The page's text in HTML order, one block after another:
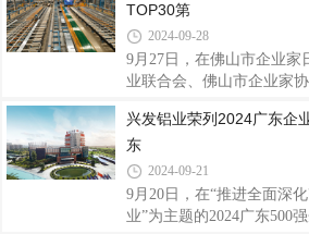
家和
美好门窗的性能与其材质
具备良好的硬度、强度和
下保持稳定，为我们的家
统门窗选用优质铝型材，
TOP30第
2024-09-28
9月27日，在佛山市企业家
业联合会、佛山市企业家
TOP30、科技创新TOP30
式发布。兴发铝业荣登
14位、科技创新TOP30第
位。兴发铝业作为1984年
名品牌上市企业，始终秉
兴发铝业荣列2024广东企
东
2024-09-21
9月20日，在“推进全面深
业”为主题的2024广东500